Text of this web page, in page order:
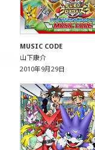
MUSIC CODE
山下康介
2010年9月29日